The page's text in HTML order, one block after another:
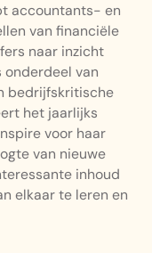
accountants- en
van financiële
naar inzicht
onderdeel van
bedrijfskritische
het jaarlijks
voor haar
van nieuwe
inhoud
elkaar te leren en